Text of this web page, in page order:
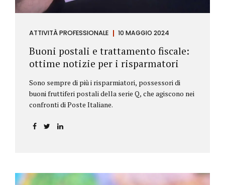
ATTIVITÀ PROFESSIONALE 10 MAGGIO 2024
Buoni postali e trattamento fiscale:
ottime notizie per i risparmatori
Sono sempre di più i risparmiatori, possessori di
buoni fruttiferi postali della serie Q, che agiscono nei
confronti di Poste Italiane.